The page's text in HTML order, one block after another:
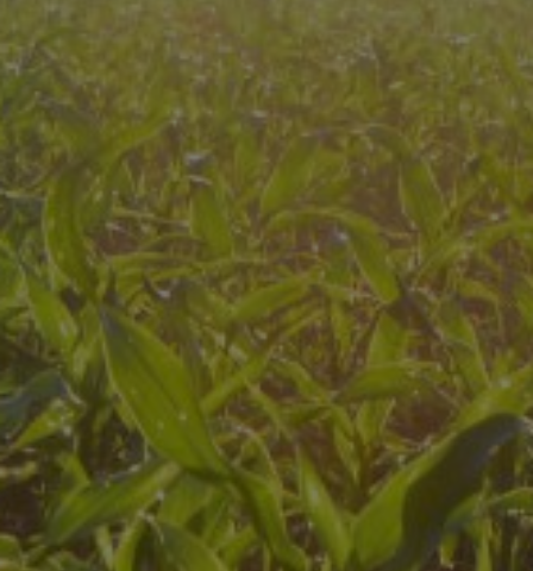
Subsidie
advies
Subsidies
Projecten
Nieuws
Vacatures
Contact